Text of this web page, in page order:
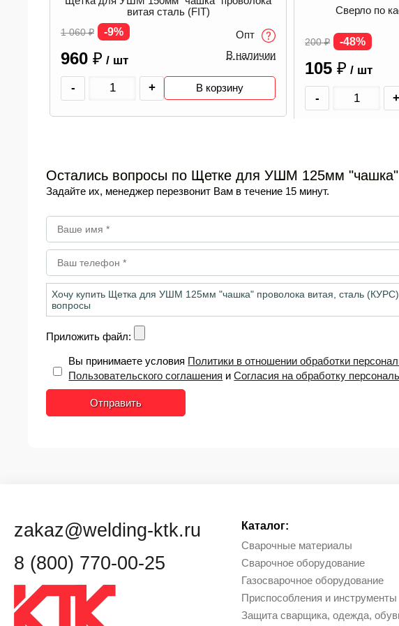
Сверло по кафелю/стеклу 10мм
-48%
105 ₽
- + В корзину
Сверло по
200₽ -48%
105 ₽ / шт
- +
Остались вопросы по Щетке для УШМ 125мм
Задайте их, менеджер перезвонит Вам в течение 15 минут.
Приложить файл:
Вы принимаете условия Политики в отношении обработки
Пользовательского соглашения иСогласия на обработку
Отправить
zakaz@welding-ktk.ru
8 (800) 770-00-25
Каталог:
Сварочные материалы
Сварочное оборудование
Газосварочное оборудование
Приcпособления и инструменты
Защита сварщика, одежда,